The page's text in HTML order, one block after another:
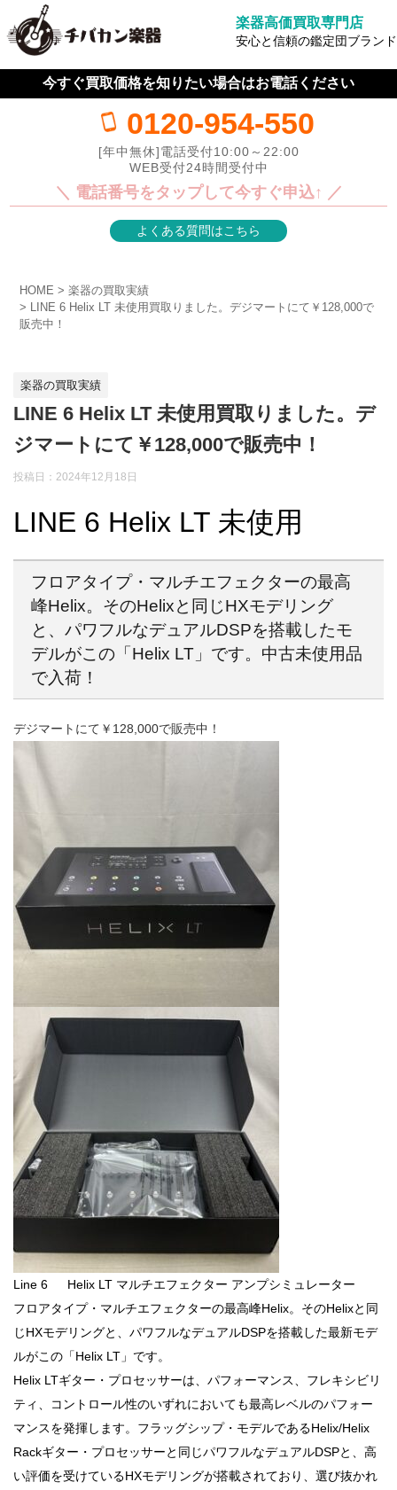
楽器高価買取専門店
安心と信頼の鑑定団ブランド
今すぐ買取価格を知りたい場合はお電話ください
0120-954-550
[年中無休]電話受付10:00～22:00
WEB受付24時間受付中
＼ 電話番号をタップして今すぐ申込↑ ／
よくある質問はこちら
HOME
楽器の買取実績
LINE 6 Helix LT 未使用買取りました。デジマートにて￥128,000で
販売中！
楽器の買取実績
LINE 6 Helix LT 未使用買取りました。デ
ジマートにて￥128,000で販売中！
投稿日：2024年12月18日
LINE 6 Helix LT 未使用
フロアタイプ・マルチエフェクターの最高
峰Helix。そのHelixと同じHXモデリング
と、パワフルなデュアルDSPを搭載したモ
デルがこの「Helix LT」です。中古未使用品
で入荷！
デジマートにて￥128,000で販売中！
Line 6 Helix LT マルチエフェクター アンプシミュレーター
フロアタイプ・マルチエフェクターの最高峰Helix。そのHelixと同
じHXモデリングと、パワフルなデュアルDSPを搭載した最新モデ
ルがこの「Helix LT」です。
Helix LTギター・プロセッサーは、パフォーマンス、フレキシビリ
ティ、コントロール性のいずれにおいても最高レベルのパフォー
マンスを発揮します。フラッグシップ・モデルであるHelix/Helix
Rackギター・プロセッサーと同じパワフルなデュアルDSPと、高
い評価を受けているHXモデリングが搭載されており、選び抜かれ